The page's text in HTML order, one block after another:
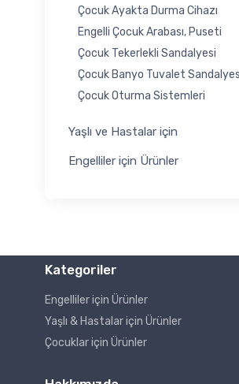
Çocuk Ayakta Durma Cihazı
Engelli Çocuk Arabası, Puseti
Çocuk Tekerlekli Sandalyesi
Çocuk Banyo Tuvalet
Çocuk Oturma Sistemleri
Yaşlı ve Hastalar için
Engelliler için Ürünler
Kategoriler
Engelliler için Ürünler
Yaşlı & Hastalar için Ürünler
Çocuklar için Ürünler